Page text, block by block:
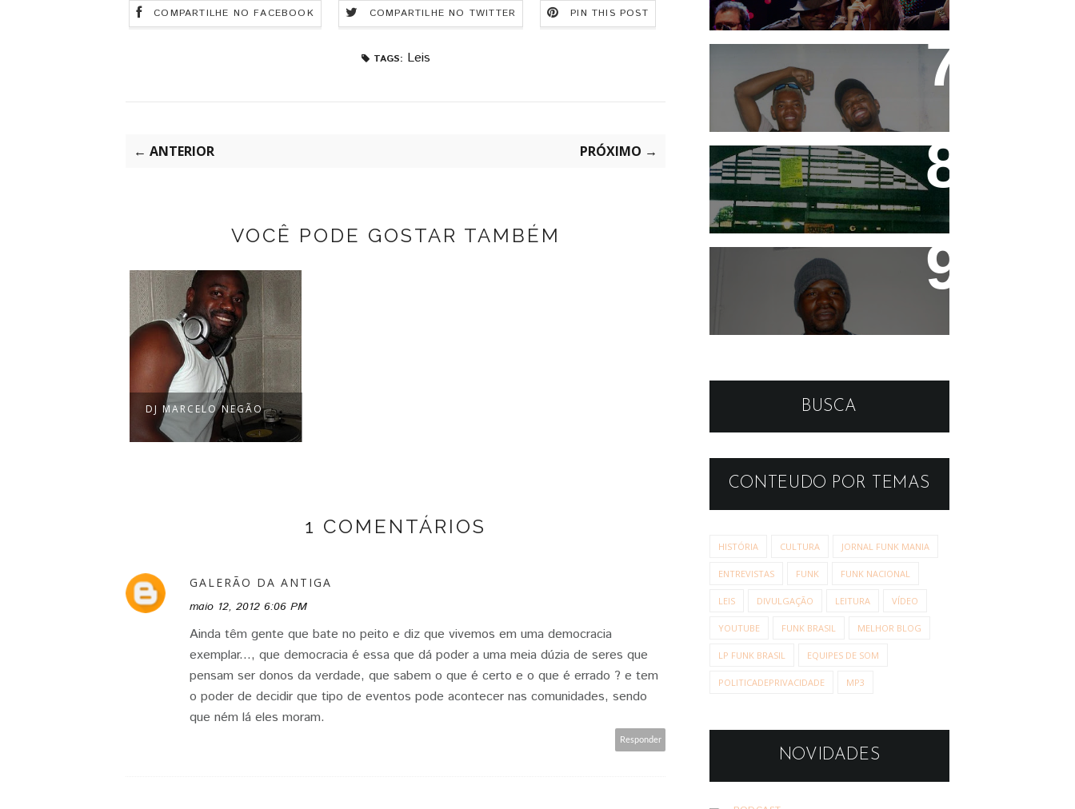
COMPARTILHE NO FACEBOOK COMPARTILHE NO TWITTER PIN THIS POST
TAGS: Leis
← ANTERIOR PRÓXIMO →
VOCÊ PODE GOSTAR TAMBÉM
DJ MARCELO NEGÃO
1 COMENTÁRIOS
GALERÃO DA ANTIGA
maio 12, 2012 6:06 PM
Ainda têm gente que bate no peito e diz que vivemos em uma democracia
exemplar..., que democracia é essa que dá poder a uma meia dúzia de seres que
pensam ser donos da verdade, que sabem o que é certo e o que é errado ? e tem
o poder de decidir que tipo de eventos pode acontecer nas comunidades, sendo
que ném lá eles moram.
Responder
MC's Marcio e Goró (in
memorian)
Equipe Apoluisom
semestre na Universidade
das QuebradasBUSCA
CONTEUDO POR TEMAS
HISTÓRIA CULTURA JORNAL FUNK MANIA
ENTREVISTAS FUNK FUNK NACIONAL
LEIS DIVULGAÇÃO LEITURA VÍDEO
YOUTUBE FUNK BRASIL MELHOR BLOG
LP FUNK BRASIL EQUIPES DE SOM
POLITICADEPRIVACIDADE MP3
NOVIDADES